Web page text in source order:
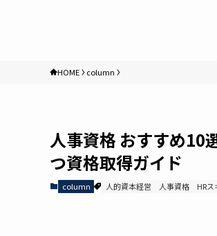
HOME column
人事資格 おすすめ10
つ資格取得ガイド
column 人的資本経営 人事資格 HRス